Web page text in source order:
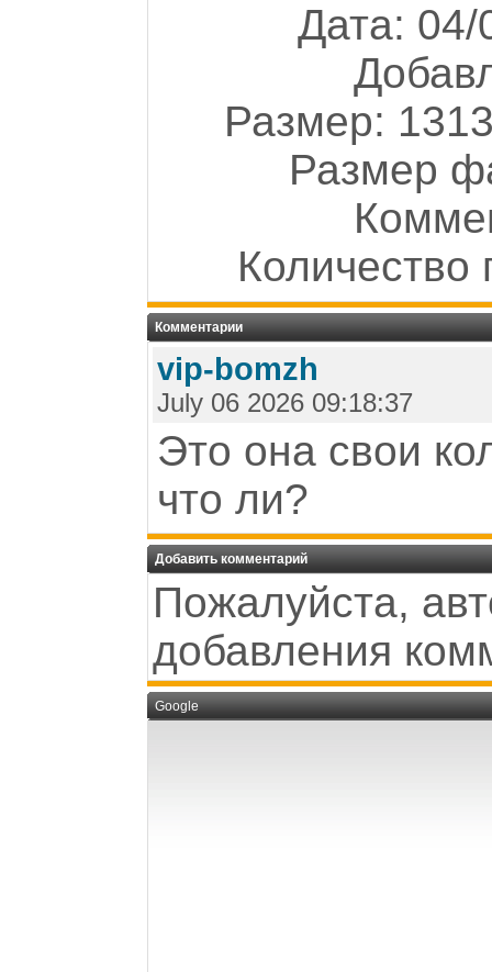
Дата: 04/
Размер:
Размер
Количество
Комментарии
vip-bomzh
July 06 2026 09:18:37
Это она свои
что ли?
Добавить комментарий
Пожалуйста,
добавления
Google